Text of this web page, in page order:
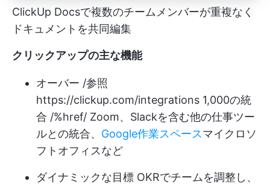
ClickUp Docsで複数のチームメンバーが重複なく
ドキュメントを共同編集
クリックアップの主な機能
オーバー /参照
https://clickup.com/integrations 1,000の統
合 /%href/ Zoom、Slackを含む他の仕事ツー
ルとの統合、 Google作業スペースマイクロソ
フトオフィスなど
ダイナミックな目標 OKRでチームを調整し、